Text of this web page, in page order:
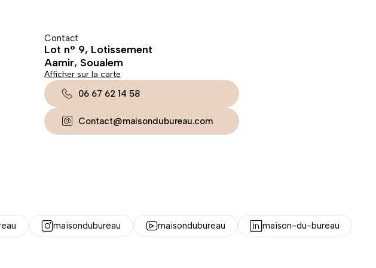
Contact
Lot n° 9, Lotissement
Aamir, Soualem
Afficher sur la carte
06 67 62 14 58
Contact@maisondubureau.com
maisondubureau maisondubureau maison-du-bureau